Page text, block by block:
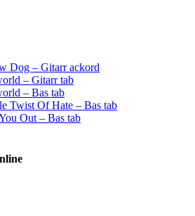
Dog – Gitarr ackord
– Gitarr tab
– Bas tab
Twist Of Hate – Bas tab
Out – Bas tab